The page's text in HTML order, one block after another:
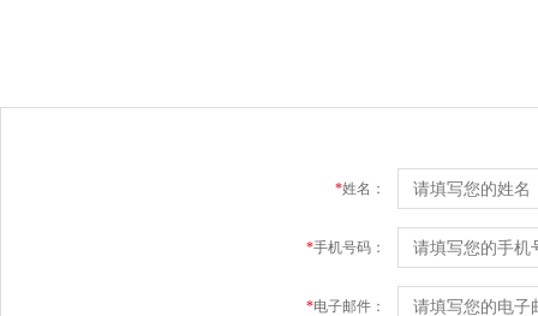
*姓名：
*手机号码：
*电子邮件：